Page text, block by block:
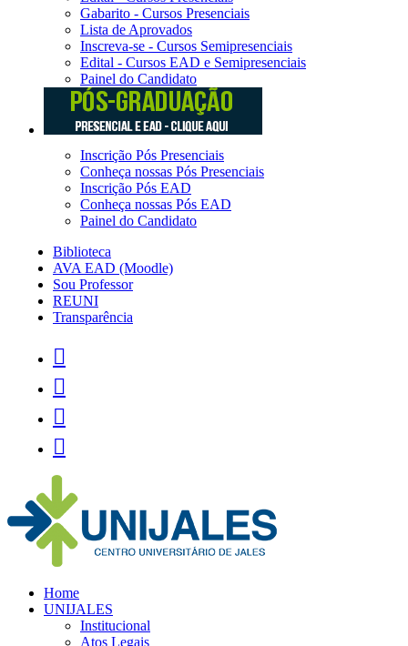
Gabarito - Cursos Presenciais
Lista de Aprovados
Inscreva-se - Cursos Semipresenciais
Edital - Cursos EAD e Semipresenciais
Painel do Candidato
Inscrição Pós Presenciais
Conheça nossas Pós Presenciais
Inscrição Pós EAD
Conheça nossas Pós EAD
Painel do Candidato
Biblioteca
AVA EAD (Moodle)
Sou Professor
REUNI
Transparência




Home
UNIJALES
Institucional
Atos Legais